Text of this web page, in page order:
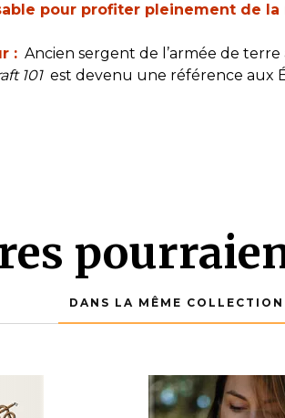
pour profiter pleinement de la
:Ancien sergent de l’armée de terre
101est devenu une référence aux
DANS LA MÊME COLLECTION